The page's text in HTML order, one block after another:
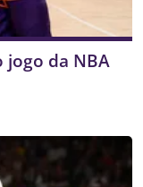
jogo da NBA